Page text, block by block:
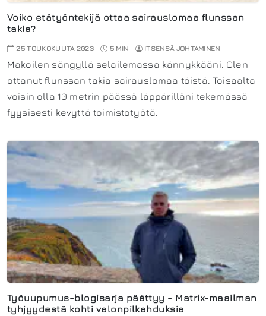
Voiko etätyöntekijä ottaa sairauslomaa flunssan
takia?
25 TOUKOKUUTA 2023 5 MIN ITSENSÄ JOHTAMINEN
Makoilen sängyllä selailemassa kännykkääni. Olen
ottanut flunssan takia sairauslomaa töistä. Toisaalta
voisin olla 10 metrin päässä läppärilläni tekemässä
fyysisesti kevyttä toimistotyötä.
Työuupumus-blogisarja päättyy - Matrix-maailman
tyhjyydestä kohti valonpilkahduksia